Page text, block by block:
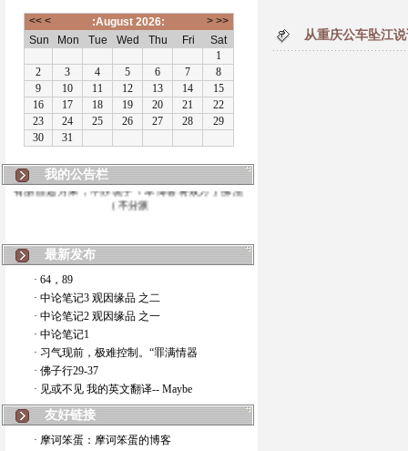
我的公告栏
有朋自远方来，不亦说乎！本博客将致力于佛法
（不分派
最新发布
· 64，89
· 中论笔记3 观因缘品 之二
· 中论笔记2 观因缘品 之一
· 中论笔记1
· 习气现前，极难控制。“罪满情器
· 佛子行29-37
· 见或不见 我的英文翻译-- Maybe
友好链接
· 摩诃笨蛋：摩诃笨蛋的博客
从重庆公车坠江